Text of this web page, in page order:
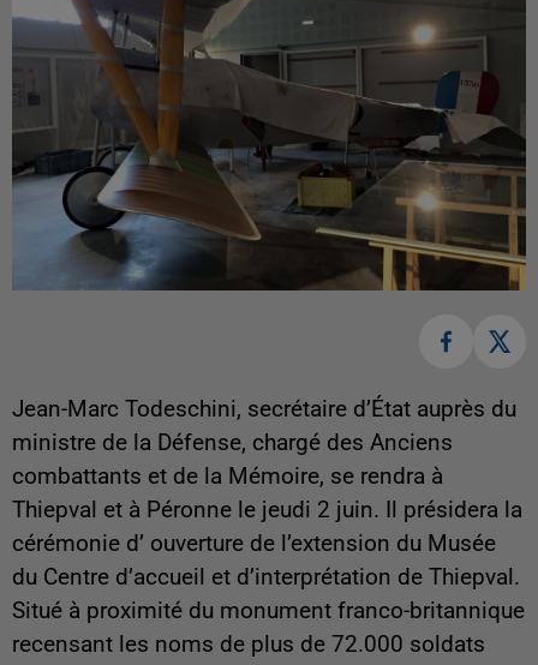
Jean-Marc Todeschini, secrétaire d’État auprès du
ministre de la Défense, chargé des Anciens
combattants et de la Mémoire, se rendra à
Thiepval et à Péronne le jeudi 2 juin. Il présidera la
cérémonie d’ ouverture de l’extension du Musée
du Centre d’accueil et d’interprétation de Thiepval.
Situé à proximité du monument franco-britannique
recensant les noms de plus de 72.000 soldats